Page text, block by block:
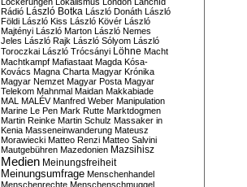
Rádió
László Botka László Donáth László
Földi László Kiss László Kövér László
Majtényi László Marton László Nemes
Jeles László Rajk László Sólyom László
Toroczkai László Trócsányi Löhne Macht
Machtkampf Mafiastaat Magda Kósa-
Kovács Magna Charta Magyar Krónika
Magyar Nemzet Magyar Posta Magyar
Telekom Mahnmal Maidan Makkabiade
MAL MALÉV Manfred Weber Manipulation
Marine Le Pen Mark Rutte Marktdogmen
Martin Reinke Martin Schulz Massaker in
Kenia Masseneinwanderung Mateusz
Morawiecki Matteo Renzi Matteo Salvini
Mautgebühren Mazedonien Mazsihisz
Medien Meinungsfreiheit
Meinungsumfrage Menschenhandel
Menschenrechte Menschenschmuggel